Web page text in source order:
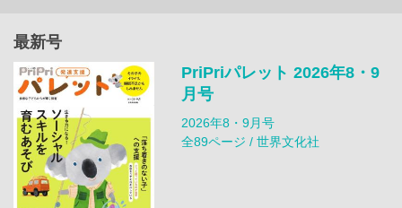
最新号
PriPriパレット 2026年8・9
月号
2026年8・9月号
全89ページ / 世界文化社